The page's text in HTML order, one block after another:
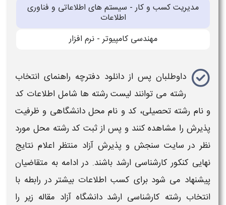
مدیریت کسب و کار - سیستم های اطلاعاتی و فناوری
اطلاعات
مهندسی کامپیوتر - نرم افزار
داوطلبان پس ازدانلود دفترچه راهنمای انتخاب
رشته می توانند لیست رشته ها شامل اطلاعات کد
و نام رشته تحصیلی، کد و نام محلدانشگاهی و ظرفیت
پذیرش را مشاهده کنند و پس ازثبت کد رشته محل مورد
نظر درسایت سنجش و پذیرش آزاد منتظراعلام نتایج
نهایی کنکور کارشناسی ارشد باشند. در ادامه به متقاضیان
پیشنهاد می شود برای کسب اطلاعات بیشتر در رابطه با
انتخاب رشته کارشناسی ارشد دانشگاه آزاد مقاله زیر را